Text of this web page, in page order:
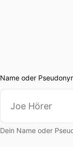
Name oder
Dein Name oder